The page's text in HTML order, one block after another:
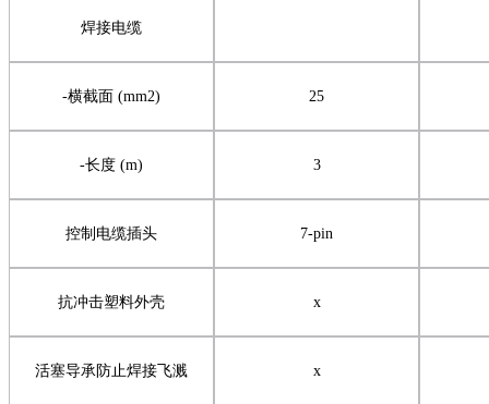
焊接电缆
-横截面 (mm2) 25
-长度 (m) 3
控制电缆插头 7-pin
抗冲击塑料外壳 x
活塞导承防止焊接飞溅 x